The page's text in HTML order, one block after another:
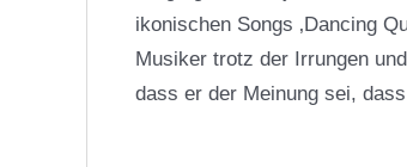
ikonischen Songs ‚Dancing
Musiker trotz der Irrungen
dass er der Meinung sei,